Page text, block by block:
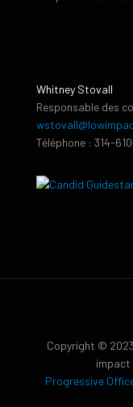
Whitney Stovall
Responsable des
Téléphone : 314-
Copyright ©
impact
Progressive